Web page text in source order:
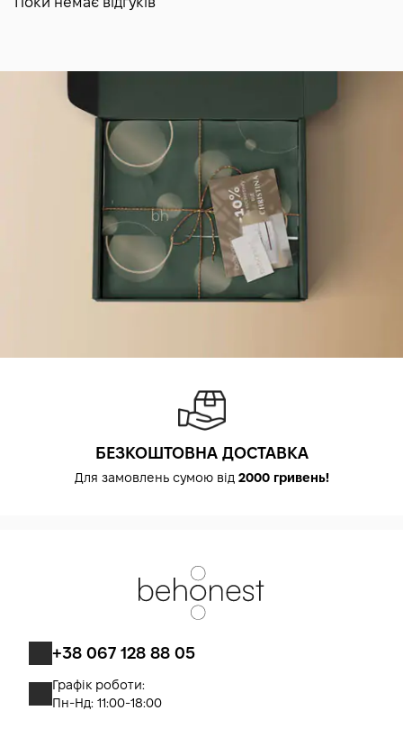
БЕЗКОШТОВНА ДОСТАВКА
Для замовлень сумою від 2000 гривень!
+38 067 128 88 05
Графік роботи:
Пн-Нд: 11:00-18:00